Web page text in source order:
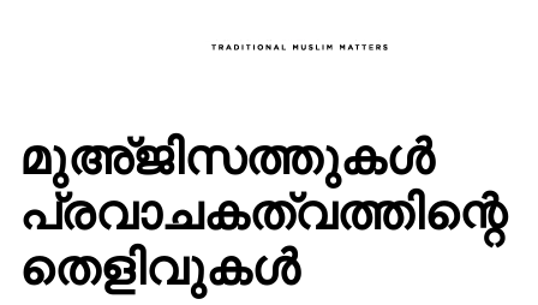
മുഅ്ജിസത്തുകൾ
പ്രവാചകത്വത്തിന്റെ
തെളിവുകൾ